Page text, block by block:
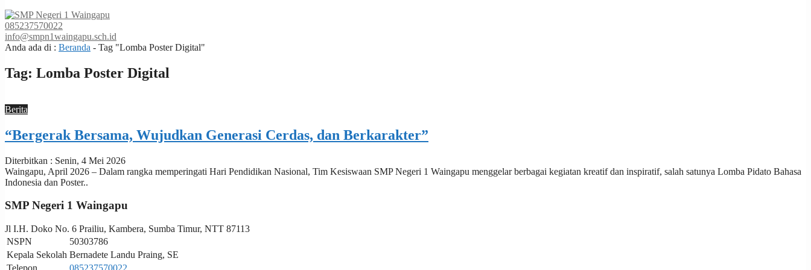
085237570022
info@smpn1waingapu.sch.id
Anda ada di : Beranda - Tag "Lomba Poster Digital"
Tag: Lomba Poster Digital
Berita
“Bergerak Bersama, Wujudkan Generasi Cerdas, dan Berkarakter”
Diterbitkan : Senin, 4 Mei 2026
Waingapu, April 2026 – Dalam rangka memperingati Hari Pendidikan Nasional, Tim Kesiswaan SMP Negeri 1 Waingapu menggelar berbagai kegiatan kreatif dan inspiratif, salah satunya Lomba Pidato Bahasa
Indonesia dan Poster..
SMP Negeri 1 Waingapu
Jl I.H. Doko No. 6 Prailiu, Kambera, Sumba Timur, NTT 87113
NSPN
50303786
Kepala Sekolah Bernadete Landu Praing, SE
Telepon
085237570022